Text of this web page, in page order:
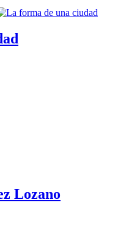
Lozano